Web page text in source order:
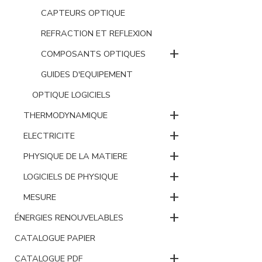
CAPTEURS OPTIQUE
REFRACTION ET REFLEXION
COMPOSANTS OPTIQUES
+
GUIDES D'EQUIPEMENT
OPTIQUE LOGICIELS
THERMODYNAMIQUE
+
ELECTRICITE +
PHYSIQUE DE LA MATIERE +
LOGICIELS DE PHYSIQUE +
MESURE +
ÉNERGIES RENOUVELABLES +
CATALOGUE PAPIER
CATALOGUE PDF